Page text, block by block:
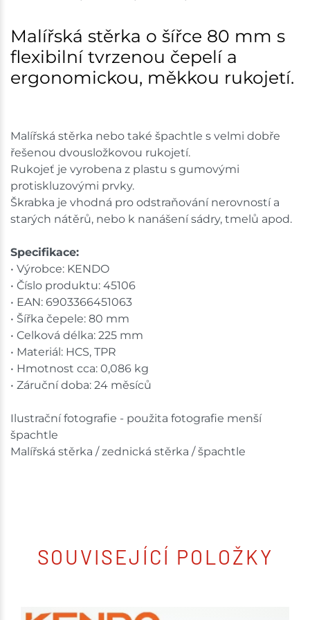
Nové Město
Skladem na prodejně - doručení do 7 dnů
Velká Bíteš 4 ks
Tišnov
Skladem na prodejně - doručení do 7 dnů
Skuteč 5 ks
Skladové množství na prodejnách je pouze orientační.
Ceny na prodejnách se mohou lišit od cen na e-
shopu.
Malířská stěrka o šířce 80 mm s
flexibilní tvrzenou čepelí a
ergonomickou, měkkou rukojetí.
Malířská stěrka nebo také špachtle s velmi dobře
řešenou dvousložkovou rukojetí.
Rukojeť je vyrobena z plastu s gumovými
protiskluzovými prvky.
Škrabka je vhodná pro odstraňování nerovností a
starých nátěrů, nebo k nanášení sádry, tmelů apod.
Specifikace:
• Výrobce: KENDO
• Číslo produktu: 45106
• EAN: 6903366451063
• Šířka čepele: 80 mm
• Celková délka: 225 mm
• Materiál: HCS, TPR
• Hmotnost cca: 0,086 kg
• Záruční doba: 24 měsíců
Ilustrační fotografie - použita fotografie menší
špachtle
Malířská stěrka / zednická stěrka / špachtle
SOUVISEJÍCÍ POLOŽKY